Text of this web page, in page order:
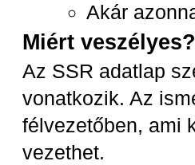
Akár
Miért veszélyes?
Az SSR adatlap
vonatkozik. Az
félvezetőben, ami
vezethet.